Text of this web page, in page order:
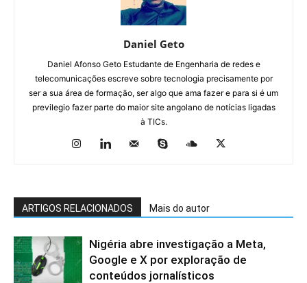
Daniel Geto
Daniel Afonso Geto Estudante de Engenharia de redes e
telecomunicações escreve sobre tecnologia precisamente por
ser a sua área de formação, ser algo que ama fazer e para si é um
previlegio fazer parte do maior site angolano de notícias ligadas
à TICs.
ARTIGOS RELACIONADOS Mais do autor
Nigéria abre investigação a Meta,
Google e X por exploração de
conteúdos jornalísticos